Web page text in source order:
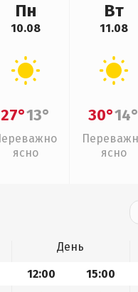
Пн
10.08
27°13°
ясно
Вт
11.08
30°14°
ясно
День
12:00 15:00